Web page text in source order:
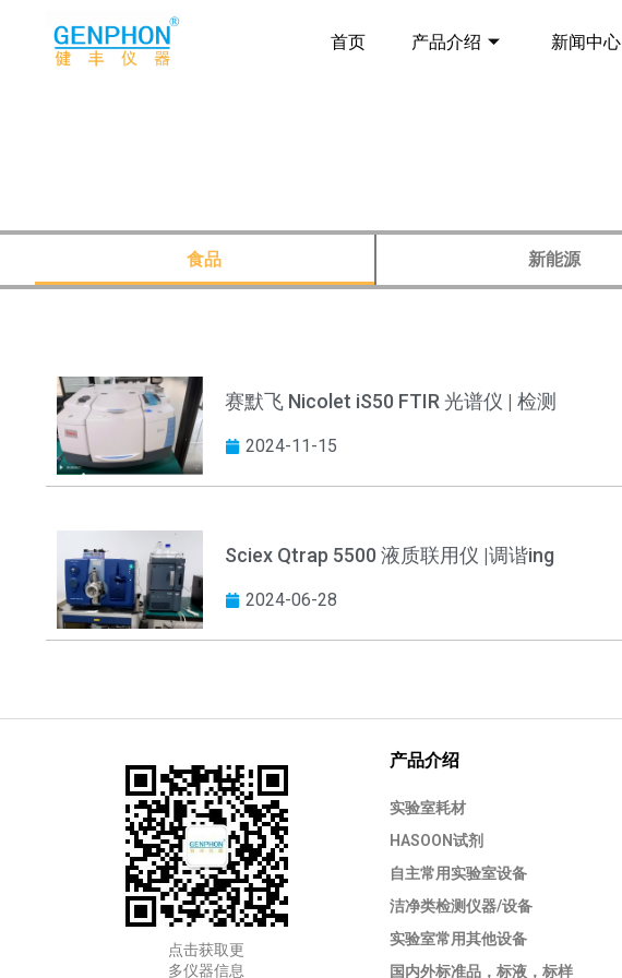
首页 产品介绍 新闻中心
食品 新能源
赛默飞 Nicolet iS50 FTIR 光谱仪 | 检测
2024-11-15
Sciex Qtrap 5500 液质联用仪 |调谐ing
2024-06-28
点击获取更
多仪器信息
产品介绍
实验室耗材
HASOON试剂
自主常用实验室设备
洁净类检测仪器/设备
实验室常用其他设备
国内外标准品，标液，标样